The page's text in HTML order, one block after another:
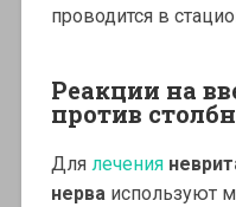
проводится в
Реакции на
против
Для лечения
нерваиспользуют